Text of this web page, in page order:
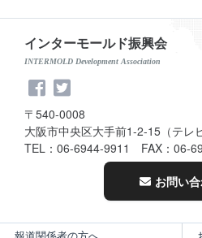
インターモールド振興会
INTERMOLD Development Association
〒540-0008
大阪市中央区大手前1-2-15（テレ
TEL：06-6944-9911 FAX：06-
お問い